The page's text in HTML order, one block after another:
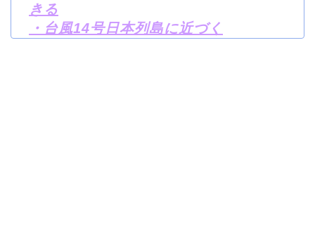
きる
・台風14号日本列島に近づく